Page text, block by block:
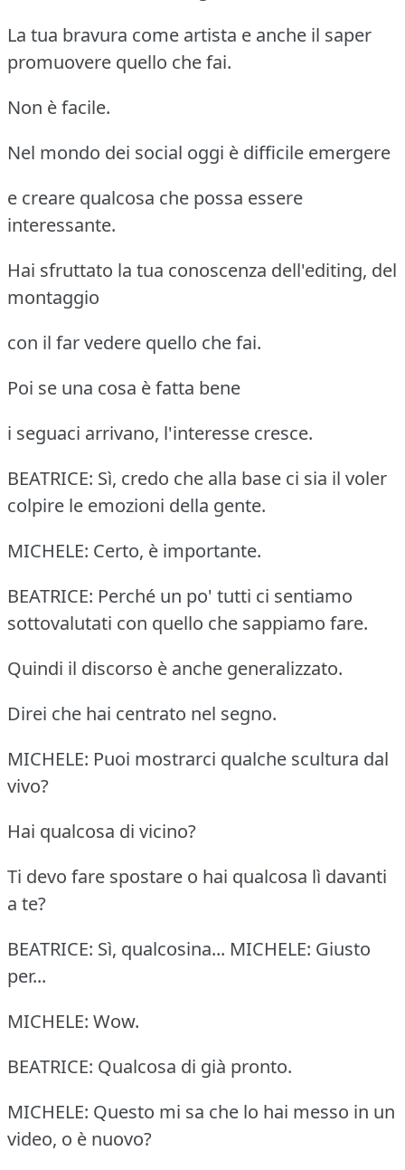
La tua bravura come artista e anche il saper
promuovere quello che fai.
Non è facile.
Nel mondo dei social oggi è difficile emergere
e creare qualcosa che possa essere
interessante.
Hai sfruttato la tua conoscenza dell'editing, del
montaggio
con il far vedere quello che fai.
Poi se una cosa è fatta bene
i seguaci arrivano, l'interesse cresce.
BEATRICE: Sì, credo che alla base ci sia il voler
colpire le emozioni della gente.
MICHELE: Certo, è importante.
BEATRICE: Perché un po' tutti ci sentiamo
sottovalutati con quello che sappiamo fare.
Quindi il discorso è anche generalizzato.
Direi che hai centrato nel segno.
MICHELE: Puoi mostrarci qualche scultura dal
vivo?
Hai qualcosa di vicino?
Ti devo fare spostare o hai qualcosa lì davanti
a te?
BEATRICE: Sì, qualcosina... MICHELE: Giusto
per...
MICHELE: Wow.
BEATRICE: Qualcosa di già pronto.
MICHELE: Questo mi sa che lo hai messo in un
video, o è nuovo?